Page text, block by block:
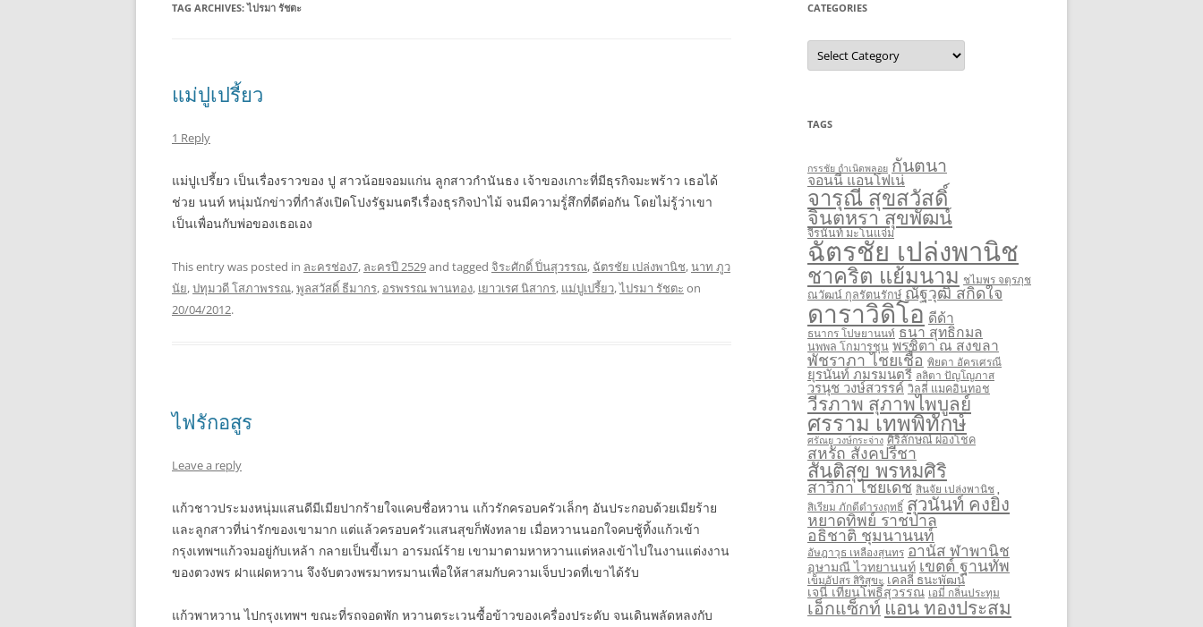
TAG ARCHIVES:ไปรมา รัชตะ
แม่ปูเปรี้ยว
1 Reply
แม่ปูเปรี้ยว เป็นเรื่องราวของ ปู สาวน้อยจอมแก่น ลูกสาวกำนันธง เจ้าของเกาะที่มีธุรกิจมะพร้าว เธอได้
ช่วย นนท์ หนุ่มนักข่าวที่กำลังเปิดโปงรัฐมนตรีเรื่องธุรกิจป่าไม้ จนมีความรู้่สึกที่ดีต่อกัน โดยไม่รู้ว่าเขา
เป็นเพื่อนกับพ่อของเธอเอง
This entry was posted in ละครช่อง7, ละครปี 2529and tagged จิระศักดิ์ ปิ่นสุวรรณ, ฉัตรชัย เปล่งพานิช,นาท ภูว
นัย,ปทุมวดี โสภาพรรณ,พูลสวัสดิ์ ธีมากร, อรพรรณ พานทอง, เยาวเรศ นิสากร, แม่ปูเปรี้ยว,ไปรมา รัชตะ on
20/04/2012.
ไฟรักอสูร
Leave a reply
แก้วชาวประมงหนุ่มแสนดีมีเมียปากร้ายใจแคบชื่อหวาน แก้วรักครอบครัวเล็กๆ อันประกอบด้วยเมียร้าย
และลูกสาวที่น่ารักของเขามาก แต่แล้วครอบครัวแสนสุขก็พังทลาย เมื่อหวานนอกใจคบชู้ทิ้งแก้วเข้า
กรุงเทพฯแก้วจมอยู่กับเหล้า กลายเป็นขี้เมา อารมณ์ร้าย เขามาตามหาหวานแต่หลงเข้าไปในงานแต่งงาน
ของตวงพร ฝาแฝดหวาน จึงจับตวงพรมาทรมานเพื่อให้สาสมกับความเจ็บปวดที่เขาได้รับ
แก้วพาหวาน ไปกรุงเทพฯ ขณะที่รถจอดพัก หวานตระเวนซื้อข้าวของเครื่องประดับ จนเดินพลัดหลงกับ
CATEGORIES
Categories
TAGS
กรรชัย กำเนิดพลอย กันตนา
จอนนี่ แอนโฟเน่
จารุณี สุขสวัสดิ์
จินตหรา สุขพัฒน์
จีรนันท์ มะโนแจ่ม
ฉัตรชัย เปล่งพานิช
ชาคริต แย้มนาม ชไมพร จตุรภุช
ณวัฒน์ กุลรัตนรักษ์ ณัฐวุฒิ สกิดใจ
ดาราวิดิโอ ดีด้า
ธนากร โปษยานนท์ ธนา สุทธิกมล
นพพล โกมารชุน พรชิตา ณ สงขลา
พัชราภา ไชยเชื้อ พิยดา อัครเศรณี
ยุรนันท์ ภมรมนตรี ลลิตา ปัญโญภาส
วรนุช วงษ์สวรรค์ วิลลี่ แมคอินทอช
วีรภาพ สุภาพไพบูลย์
ศรราม เทพพิทักษ์
ศรัณยู วงษ์กระจ่าง ศิริลักษณ์ ผ่องโชค
สหรัถ สังคปรีชา
สันติสุข พรหมศิริ
สาวิกา ไชยเดช สินจัย เปล่งพานิช
สิเรียม ภักดีดำรงฤทธิ์ สุวนันท์ คงยิ่ง
หยาดทิพย์ ราชปาล
อธิชาติ ชุมนานนท์
อัษฎาวุธ เหลืองสุนทร อานัส ฬาพานิช
อุษามณี ไวทยานนท์ เขตต์ ฐานทัพ
เข็มอัปสร สิริสุขะ เคลลี่ ธนะพัฒน์
เจนี่ เทียนโพธิ์สุวรรณ เอมี่ กลิ่นประทุม
เอ็กแซ็กท์ แอน ทองประสม